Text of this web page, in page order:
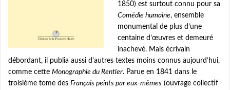
1850) est surtout connu pour sa
Comédie humaine, ensemble
monumental de plus d’une
centaine d’œuvres et demeuré
inachevé. Mais écrivain
débordant, il publia aussi d’autres textes moins connus aujourd’hui,
comme cette Monographie du Rentier. Parue en 1841 dans le
troisième tome des Français peints par eux-mêmes (ouvrage collectif